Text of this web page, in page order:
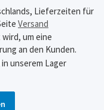
Lieferzeiten für
Versand
um eine
an den Kunden.
unserem Lager